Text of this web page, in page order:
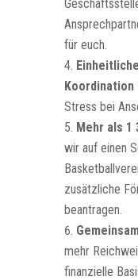
für euch.
Koordination
Stress bei
Mehr als 1
wir auf einen
zusätzliche
beantragen.
mehr
finanzielle